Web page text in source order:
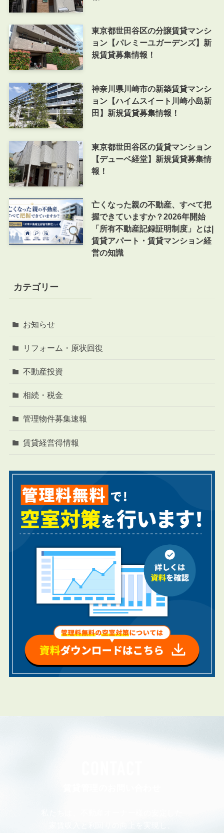
東京都世田谷区の分譲賃貸マンシ
ョン【パレミーユガーデンズ】新
規賃貸募集情報！
神奈川県川崎市の新築賃貸マンシ
ョン【ハイムスイート川崎小島新
田】新規賃貸募集情報！
東京都世田谷区の賃貸マンション
【デューベ経堂】新規賃貸募集情
報！
亡くなった親の不動産、すべて把
握できていますか？2026年開始
「所有不動産記録証明制度」とは|
賃貸アパート・賃貸マンション経
営の知識
カテゴリー
お知らせ
リフォーム・原状回復
不動産投資
相続・税金
管理物件募集速報
賃貸経営得情報